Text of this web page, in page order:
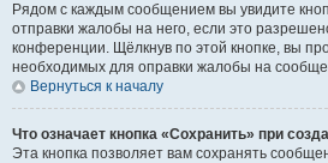
Рядом с каждым сообщением вы увидите
отправки жалобы на него, если это
конференции. Щёлкнув по этой кнопке, вы
необходимых для оправки жалобы на
Вернуться к началу
Что означает кнопка «Сохранить» при
Эта кнопка позволяет вам сохранять